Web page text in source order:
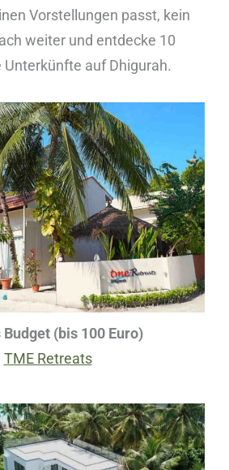
Vorstellungen passt, kein
weiter und entdecke 10
auf Dhigurah.
Budget (bis 100 Euro)
TME Retreats